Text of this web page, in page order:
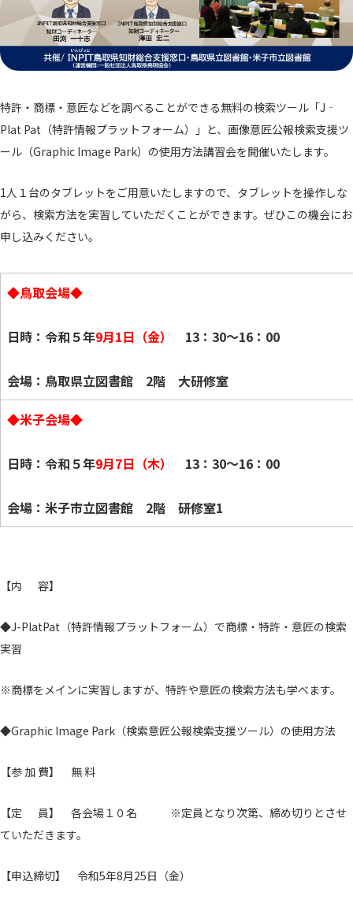
特許・商標・意匠などを調べることができる無料の検索ツール「J‐
Plat Pat（特許情報プラットフォーム）」と、画像意匠公報検索支援ツ
ール（Graphic Image Park）の使用方法講習会を開催いたします。
1人１台のタブレットをご用意いたしますので、タブレットを操作しな
がら、検索方法を実習していただくことができます。ぜひこの機会にお
申し込みください。
◆鳥取会場◆
日時：令和５年9月1日（金） 13：30～16：00
会場：鳥取県立図書館 2階 大研修室
◆米子会場◆
日時：令和５年9月7日（木） 13：30～16：00
会場：米子市立図書館 2階 研修室1
【内 容】
◆J-PlatPat（特許情報プラットフォーム）で商標・特許・意匠の検索
実習
※商標をメインに実習しますが、特許や意匠の検索方法も学べます。
◆Graphic Image Park（検索意匠公報検索支援ツール）の使用方法
【参 加 費】 無 料
【定 員】 各会場１０名 ※定員となり次第、締め切りとさせ
ていただきます。
【申込締切】 令和5年8月25日（金）